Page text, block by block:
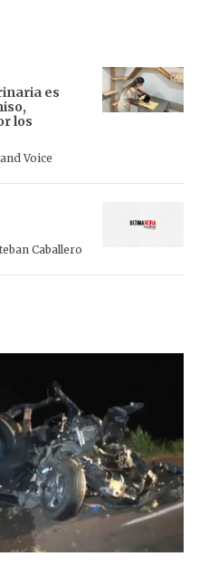
es
los
Voice
Caballero